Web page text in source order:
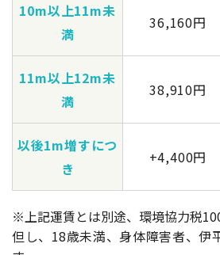
10m以上11m未
満
36,160円
11m以上12m未
満
38,910円
以後1m増すにつ
き
+4,400円
※上記運賃とは別途、環境協力税
但し、18歳未満、身体障害者、伊